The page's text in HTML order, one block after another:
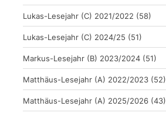
Lukas-Lesejahr (C) 2021/2022 (58)
Lukas-Lesejahr (C) 2024/25 (51)
Markus-Lesejahr (B) 2023/2024 (51)
Matthäus-Lesejahr (A) 2022/2023 (52)
Matthäus-Lesejahr (A) 2025/2026 (43)